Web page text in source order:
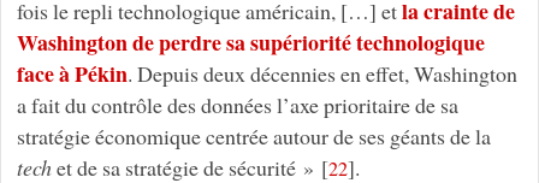
fois le repli technologique américain, […] etla crainte de
Washington de perdre sa supériorité technologique
face à Pékin. Depuis deux décennies en effet, Washington
a fait du contrôle des données l’axe prioritaire de sa
stratégie économique centrée autour de ses géants de la
techet de sa stratégie de sécurité » [22].